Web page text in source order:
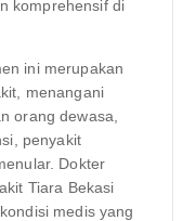
komprehensif di
ini merupakan
menangani
orang dewasa,
penyakit
Dokter
Tiara Bekasi
medis yang